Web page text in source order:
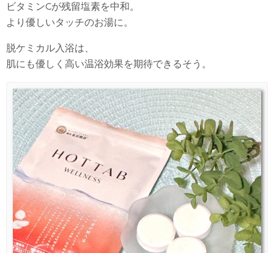
ビタミンCが残留塩素を中和。
より優しいタッチのお湯に。
脱ケミカル入浴は、
肌にも優しく高い温浴効果を期待できるそう。